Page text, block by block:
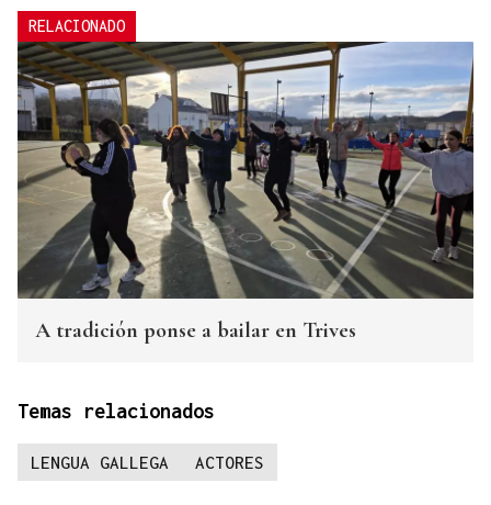
RELACIONADO
A tradición ponse a bailar en Trives
Temas relacionados
LENGUA GALLEGA ACTORES